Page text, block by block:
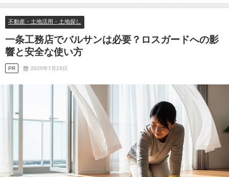
ードへの影響と安全な使い方
不動産・土地活用・土地探し
一条工務店でバルサンは必要？ロスガードへの影
響と安全な使い方
PR 2025年7月23日